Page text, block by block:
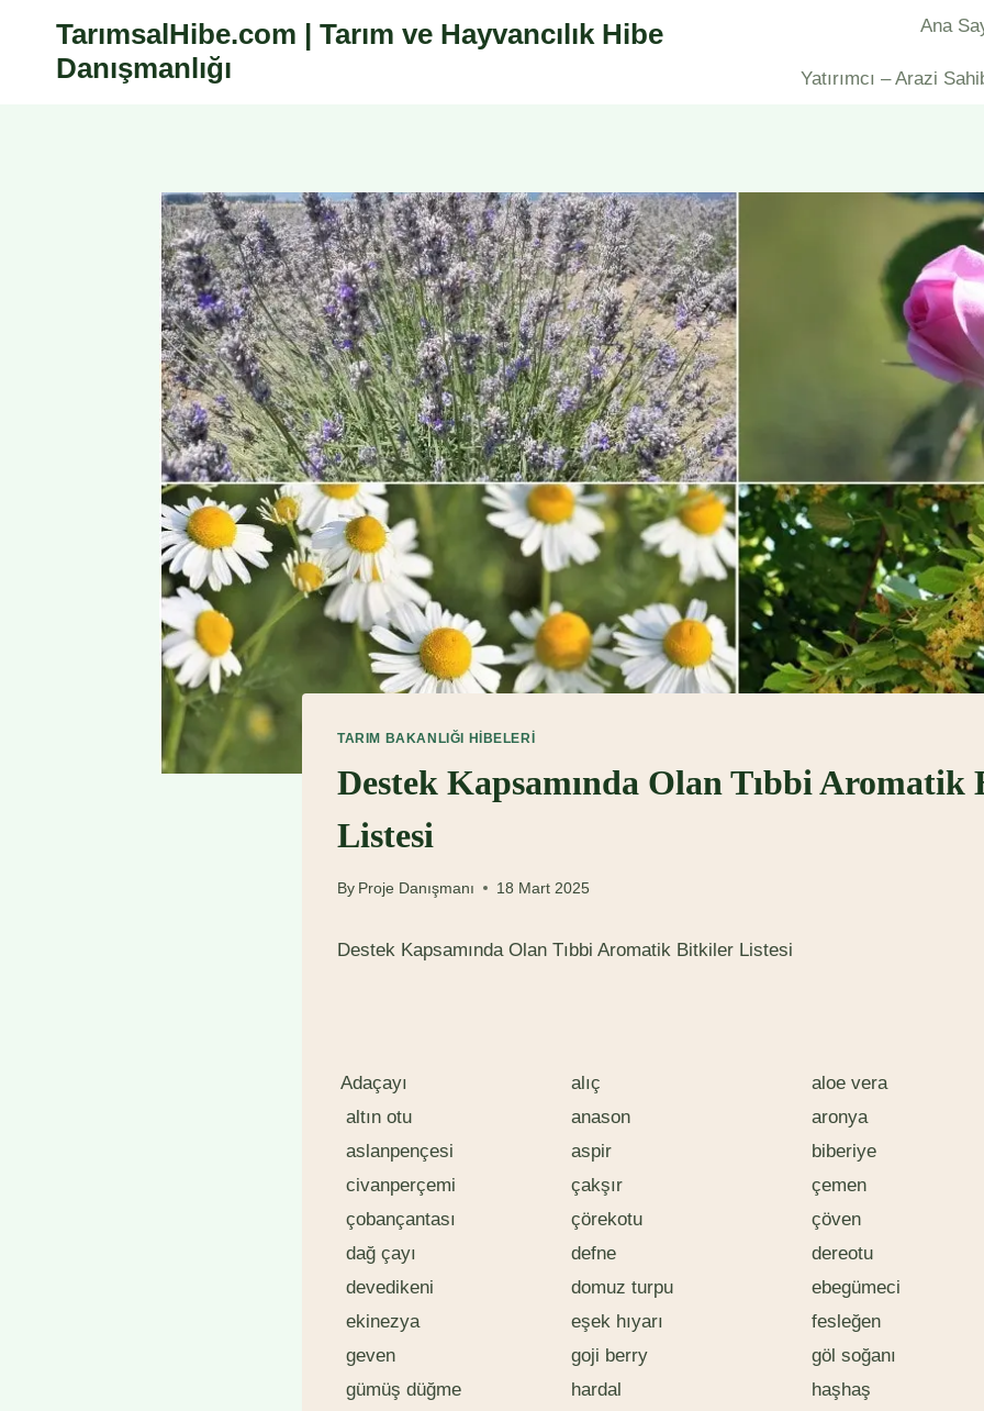
content
TarımsalHibe.com | Tarım ve Hayvancılık Hibe
Danışmanlığı
Ana
Yatırımcı – Arazi
TARIM BAKANLIĞI HIBELERI
Destek Kapsamında Olan Tıbbi
Listesi
By Proje Danışmanı 18 Mart 2025
Destek Kapsamında Olan Tıbbi Aromatik Bitkiler Listesi
Adaçayı alıç
aloe vera
altın otu
anason
aronya
aslanpençesi
aspir
biberiye
civanperçemi
çakşır
çemen
çobançantası
çörekotu
çöven
dağ çayı
defne
dereotu
devedikeni
domuz turpu
ebegümeci
ekinezya
eşek hıyarı
fesleğen
geven
goji berry
göl soğanı
gümüş düğme
hardal
haşhaş